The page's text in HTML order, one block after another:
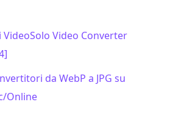
VideoSolo Video Converter
da WebP a JPG su
Online